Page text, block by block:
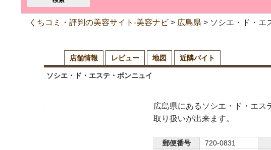
くちコミ・評判の美容サイト-美容ナビ > 広島県 > ソシエ・ド・エ
店舗情報 レビュー 地図 近隣バイト
ソシエ・ド・エステ・ボンニュイ
広島県にあるソシエ・ド・エ
取り扱いが出来ます。
郵便番号 720-0831